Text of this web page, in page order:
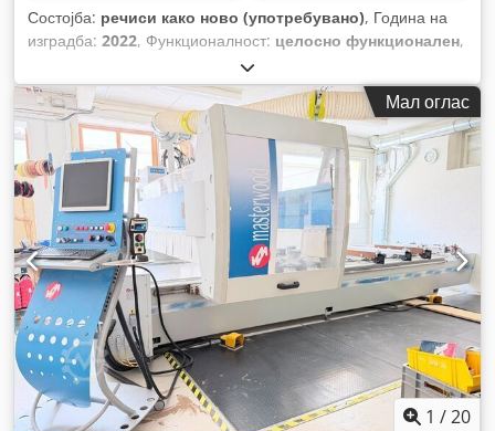
Состојба: речиси како ново (употребувано), Година на
изградба: 2022, Функционалност: целосно функционален,
Мал оглас
1 /20